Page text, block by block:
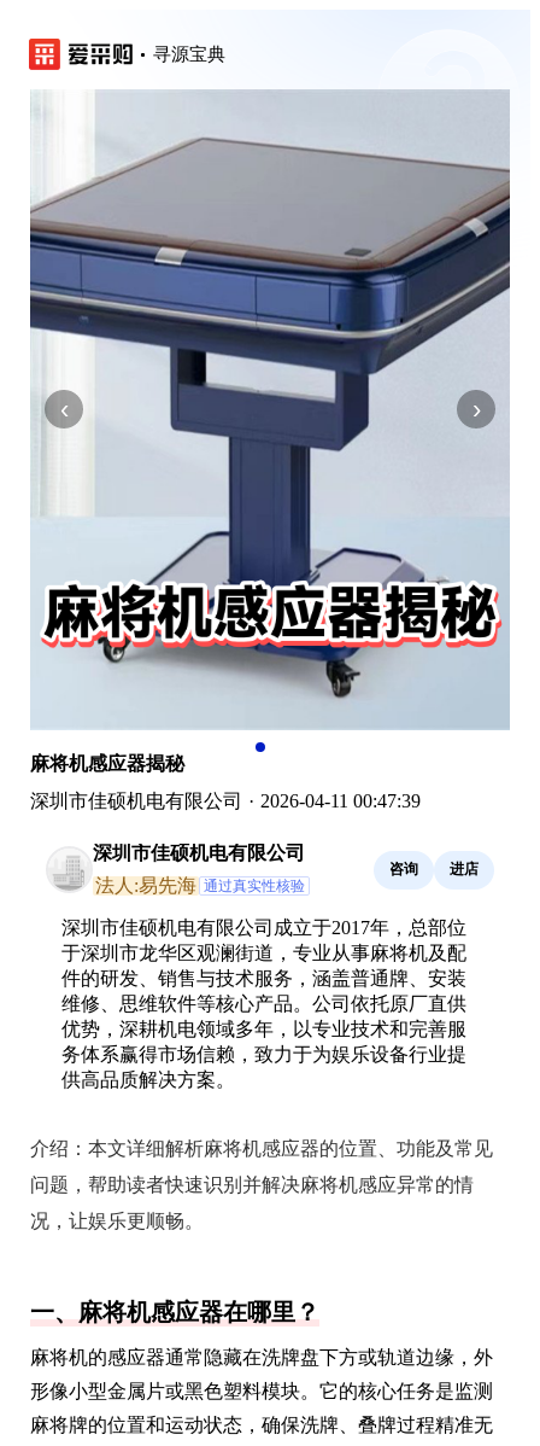
寻源宝典
‹ ›
麻将机感应器揭秘
深圳市佳硕机电有限公司 · 2026-04-11 00:47:39
深圳市佳硕机电有限公司
法人:易先海 通过真实性核验
咨询 进店
深圳市佳硕机电有限公司成立于2017年，总部位
于深圳市龙华区观澜街道，专业从事麻将机及配
件的研发、销售与技术服务，涵盖普通牌、安装
维修、思维软件等核心产品。公司依托原厂直供
优势，深耕机电领域多年，以专业技术和完善服
务体系赢得市场信赖，致力于为娱乐设备行业提
供高品质解决方案。
介绍： 本文详细解析麻将机感应器的位置、功能及常见
问题，帮助读者快速识别并解决麻将机感应异常的情
况，让娱乐更顺畅。
一、麻将机感应器在哪里？
麻将机的感应器通常隐藏在洗牌盘下方或轨道边缘，外
形像小型金属片或黑色塑料模块。它的核心任务是监测
麻将牌的位置和运动状态，确保洗牌、叠牌过程精准无